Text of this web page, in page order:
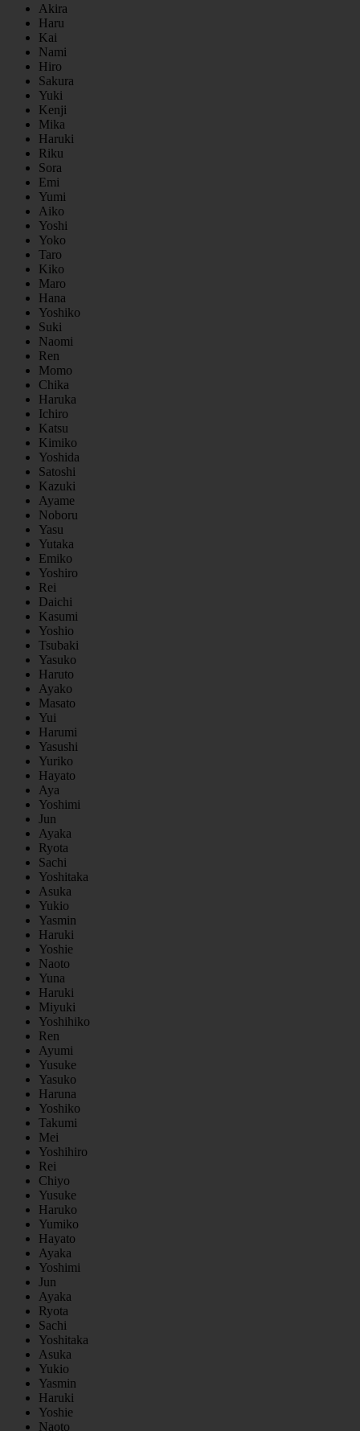
Akira
Haru
Kai
Nami
Hiro
Sakura
Yuki
Kenji
Mika
Haruki
Riku
Sora
Emi
Yumi
Aiko
Yoshi
Yoko
Taro
Kiko
Maro
Hana
Yoshiko
Suki
Naomi
Ren
Momo
Chika
Haruka
Ichiro
Katsu
Kimiko
Yoshida
Satoshi
Kazuki
Ayame
Noboru
Yasu
Yutaka
Emiko
Yoshiro
Rei
Daichi
Kasumi
Yoshio
Tsubaki
Yasuko
Haruto
Ayako
Masato
Yui
Harumi
Yasushi
Yuriko
Hayato
Aya
Yoshimi
Jun
Ayaka
Ryota
Sachi
Yoshitaka
Asuka
Yukio
Yasmin
Haruki
Yoshie
Naoto
Yuna
Haruki
Miyuki
Yoshihiko
Ren
Ayumi
Yusuke
Yasuko
Haruna
Yoshiko
Takumi
Mei
Yoshihiro
Rei
Chiyo
Yusuke
Haruko
Yumiko
Hayato
Ayaka
Yoshimi
Jun
Ayaka
Ryota
Sachi
Yoshitaka
Asuka
Yukio
Yasmin
Haruki
Yoshie
Naoto